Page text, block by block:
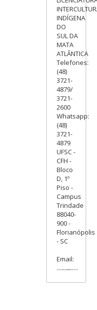
INDÍGENA
DO
SUL DA
MATA
ATLÂNTICA
Telefones:
(48)
3721-
4879/
3721-
2600
Whatsapp:
(48)
3721-
4879
UFSC -
CFH -
Bloco
D, 1º
Piso -
Campus
Trindade
88040-
900 -
Florianópolis
- SC
Email: